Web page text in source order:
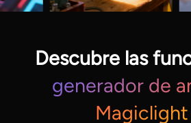
Descubre las
generador de
Magiclight